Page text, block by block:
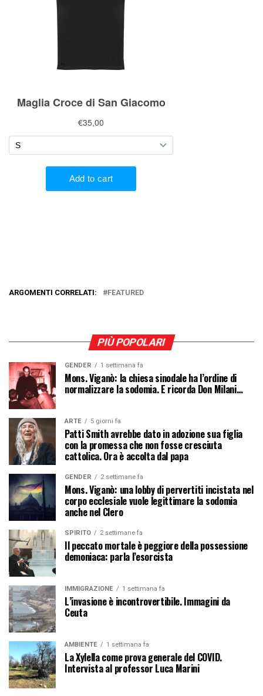
ARGOMENTI CORRELATI: FEATURED
PIÙ POPOLARI
GENDER 1 settimana fa
Mons. Viganò: la chiesa sinodale ha l’ordine di
normalizzare la sodomia. E ricorda Don Milani…
ARTE 5 giorni fa
Patti Smith avrebbe dato in adozione sua figlia
con la promessa che non fosse cresciuta
cattolica. Ora è accolta dal papa
GENDER 2 settimane fa
Mons. Viganò: una lobby di pervertiti incistata nel
corpo ecclesiale vuole legittimare la sodomia
anche nel Clero
SPIRITO 2 settimane fa
Il peccato mortale è peggiore della possessione
demoniaca: parla l’esorcista
IMMIGRAZIONE 1 settimana fa
L’invasione è incontrovertibile. Immagini da
Ceuta
AMBIENTE 1 settimana fa
La Xylella come prova generale del COVID.
Intervista al professor Luca Marini